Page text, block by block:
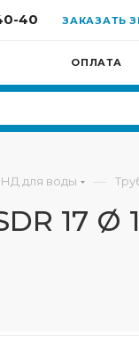
40 ЗАКАЗАТЬ
ОПЛАТА
для воды —
17 Ø